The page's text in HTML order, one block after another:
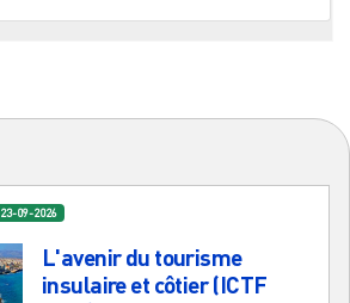
23-09-2026
L'avenir du tourisme
insulaire et côtier (ICTF